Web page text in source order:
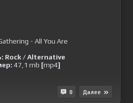
Rock / Alternative
47,1 mb [mp4]
0 Далее